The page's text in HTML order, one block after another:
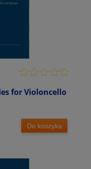
for Violoncello
Do koszyka